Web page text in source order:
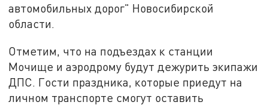
автомобильных дорог" Новосибирской
области.
Отметим, что на подъездах к станции
Мочище и аэродрому будут дежурить экипажи
ДПС. Гости праздника, которые приедут на
личном транспорте смогут оставить